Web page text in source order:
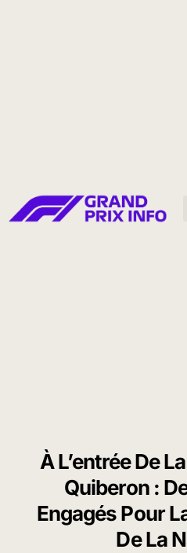
À L’entrée De
Quiberon :
Engagés Pour
De La